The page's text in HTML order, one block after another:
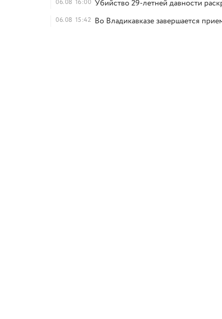
06.08 16:00 Убийство 29-летней давности
06.08 15:42 Во Владикавказе завершается